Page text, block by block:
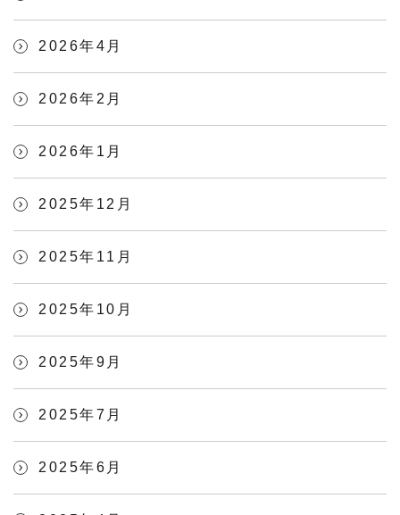
2026年4月
2026年2月
2026年1月
2025年12月
2025年11月
2025年10月
2025年9月
2025年7月
2025年6月